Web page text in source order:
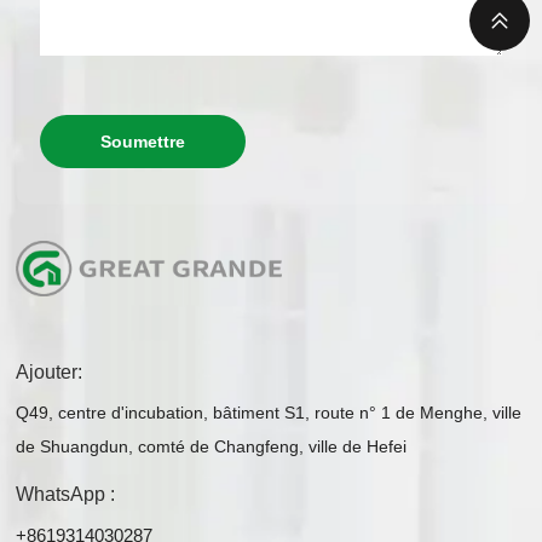
Soumettre
Ajouter:
Q49, centre d'incubation, bâtiment S1, route n° 1 de Menghe, ville
de Shuangdun, comté de Changfeng, ville de Hefei
WhatsApp :
+8619314030287